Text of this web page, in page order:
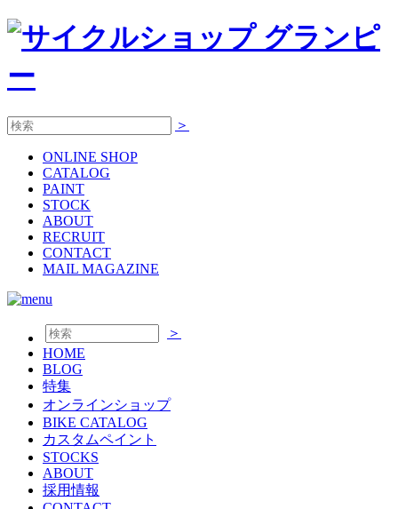
＞
ONLINE SHOP
CATALOG
PAINT
STOCK
ABOUT
RECRUIT
CONTACT
MAIL MAGAZINE
＞
HOME
BLOG
特集
オンラインショップ
BIKE CATALOG
カスタムペイント
STOCKS
ABOUT
採用情報